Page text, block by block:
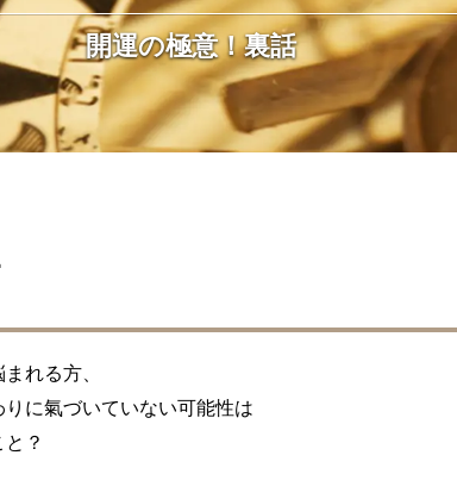
開運の極意！裏話
れる方、
に氣づいていない可能性は
？